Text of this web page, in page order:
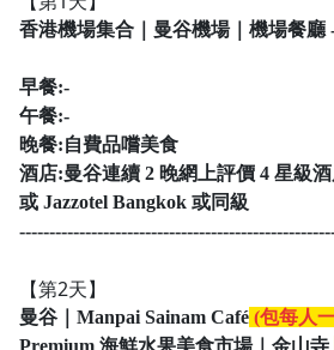
香港機場集合｜曼谷機場｜機場餐廳
早餐:-
午餐:-
晚餐:自費品嚐美食
酒店:曼谷連續 2 晚網上評價 4 星級
或 Jazzotel Bangkok 或同級
【第2天】
曼谷｜Manpai Sainam Café (包每人